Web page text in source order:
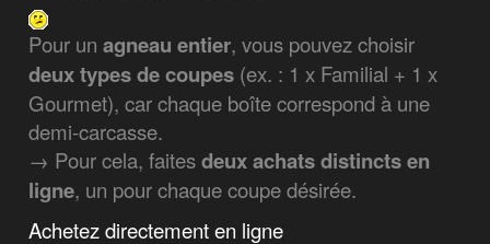
Pour unagneau entier, vous pouvez choisir
deux types de coupes (ex. : 1 x Familial + 1 x
Gourmet), car chaque boîte correspond à une
demi-carcasse.
→ Pour cela, faitesdeux achats distincts en
ligne, un pour chaque coupe désirée.
Achetez directement en ligne